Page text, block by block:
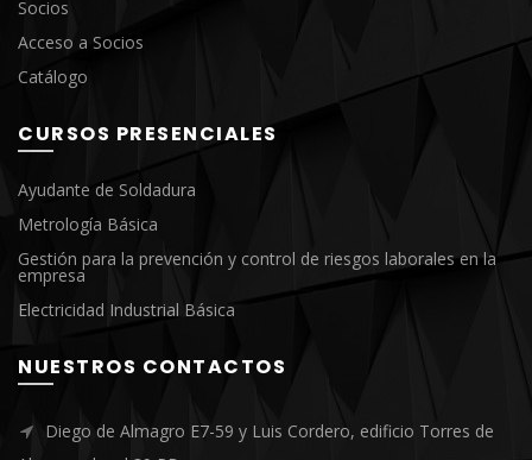
Socios
Acceso a Socios
Catálogo
CURSOS PRESENCIALES
Ayudante de Soldadura
Metrología Básica
Gestión para la prevención y control de riesgos laborales en la
empresa
Electricidad Industrial Básica
NUESTROS CONTACTOS
Diego de Almagro E7-59 y Luis Cordero, edificio Torres de